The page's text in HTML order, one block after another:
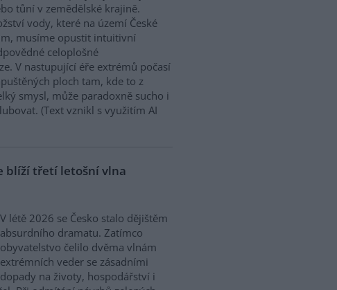
tůní v zemědělské krajině.
vody, které na území České
musíme opustit intuitivní
celoplošné
V nastupující éře extrémů počasí
ploch tam, kde to z
smysl, může paradoxně sucho i
(Text vznikl s využitím AI
blíží třetí letošní vlna
V létě 2026 se Česko stalo dějištěm
absurdního dramatu. Zatímco
obyvatelstvo čelilo dvěma vlnám
extrémních veder se zásadními
dopady na životy, hospodářství i